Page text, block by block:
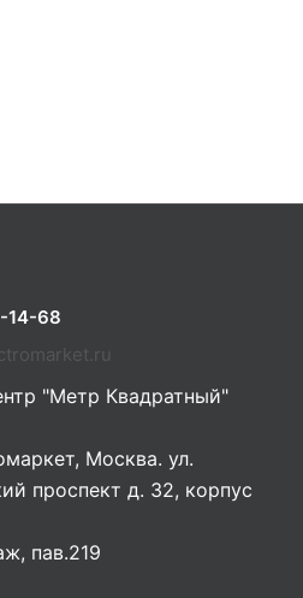
14-68
"Метр Квадратный"
Москва. ул.
проспект д. 32, корпус
пав.219